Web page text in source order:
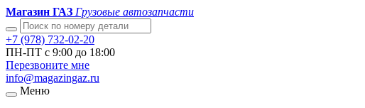
Магазин ГАЗ Грузовые автозапчасти
+7 (978) 732-02-20
ПН-ПТ с 9:00 до 18:00
Перезвоните мне
info@magazingaz.ru
Меню